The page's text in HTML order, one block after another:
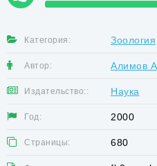
Категория: Зоология
Автор: Алимов
Издательство:: Наука
Год: 2000
Страницы: 680